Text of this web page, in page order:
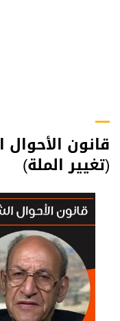
قانون
(تغيير الملة)